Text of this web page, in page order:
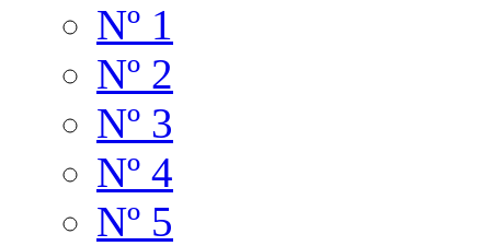
Nº 1
Nº 2
Nº 3
Nº 4
Nº 5